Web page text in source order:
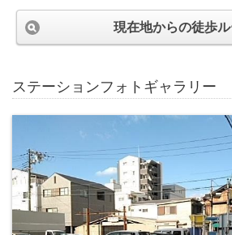
現在地からの徒歩ル
ステーションフォトギャラリー